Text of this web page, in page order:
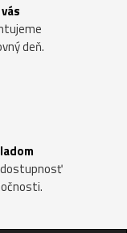
deň.
dostupnosť